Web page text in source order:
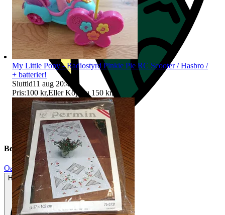
Beskrivning
Oanvänt
Helt ny och aldrig använd
My Little Pony - Radiostyrd Pinkie Pie RC Scooter / Hasbro /
+ batterier!
Sluttid11 aug 20:41
Pris:100 kr,Eller Köp nu 150 kr,